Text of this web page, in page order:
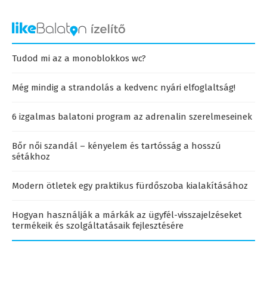
Tudod mi az a monoblokkos wc?
Még mindig a strandolás a kedvenc nyári elfoglaltság!
6 izgalmas balatoni program az adrenalin szerelmeseinek
Bőr női szandál – kényelem és tartósság a hosszú
sétákhoz
Modern ötletek egy praktikus fürdőszoba kialakításához
Hogyan használják a márkák az ügyfél-visszajelzéseket
termékeik és szolgáltatásaik fejlesztésére